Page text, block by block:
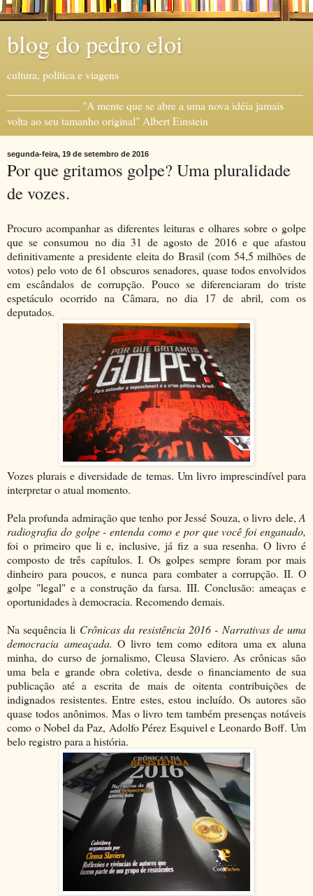
blog do pedro eloi
cultura, política e viagens
_____________ "A mente que se abre a uma nova idéia jamais
volta ao seu tamanho original" Albert Einstein
segunda-feira, 19 de setembro de 2016
Por que gritamos golpe? Uma pluralidade
de vozes.
Procuro acompanhar as diferentes leituras e olhares sobre o golpe
que se consumou no dia 31 de agosto de 2016 e que afastou
definitivamente a presidente eleita do Brasil (com 54,5 milhões de
votos) pelo voto de 61 obscuros senadores, quase todos envolvidos
em escândalos de corrupção. Pouco se diferenciaram do triste
espetáculo ocorrido na Câmara, no dia 17 de abril, com os
deputados.
Vozes plurais e diversidade de temas. Um livro imprescindível para
interpretar o atual momento.
Pela profunda admiração que tenho por Jessé Souza, o livro dele, A
radiografia do golpe - entenda como e por que você foi enganado,
foi o primeiro que li e, inclusive, já fiz a sua resenha. O livro é
composto de três capítulos. I. Os golpes sempre foram por mais
dinheiro para poucos, e nunca para combater a corrupção. II. O
golpe "legal" e a construção da farsa. III. Conclusão: ameaças e
oportunidades à democracia. Recomendo demais.
Na sequência li Crônicas da resistência 2016 - Narrativas de uma
democracia ameaçada.O livro tem como editora uma ex aluna
minha, do curso de jornalismo, Cleusa Slaviero. As crônicas são
uma bela e grande obra coletiva, desde o financiamento de sua
publicação até a escrita de mais de oitenta contribuições de
indignados resistentes. Entre estes, estou incluído. Os autores são
quase todos anônimos. Mas o livro tem também presenças notáveis
como o Nobel da Paz, Adolfo Pérez Esquivel e Leonardo Boff. Um
belo registro para a história.